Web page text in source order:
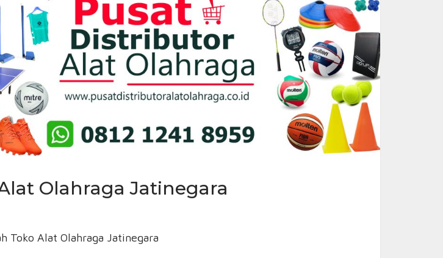
Olahraga Jatinegara
Toko Alat Olahraga Jatinegara